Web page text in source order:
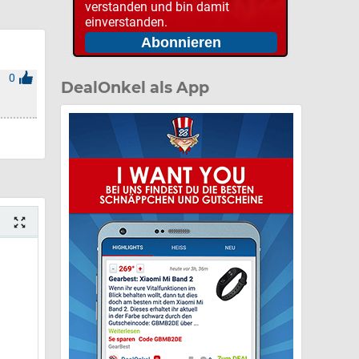
0
verstanden und bin damit
einverstanden.
DealOnkel als App